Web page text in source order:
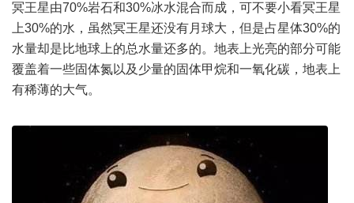
冥王星由70%岩石和30%冰水混合而成，可不要小看冥王星
上30%的水，虽然冥王星还没有月球大，但是占星体30%的
水量却是比地球上的总水量还多的。地表上光亮的部分可能
覆盖着一些固体氮以及少量的固体甲烷和一氧化碳，地表上
有稀薄的大气。